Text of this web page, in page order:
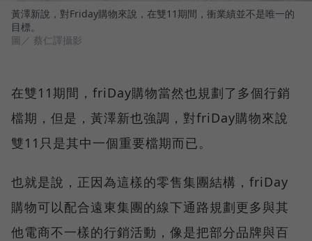
黃澤新說，對Friday購物來說，在雙11期間，衝業績並不是唯一的
目標。
圖／ 蔡仁譯攝影
在雙11期間，friDay購物當然也規劃了多個行銷
檔期，但是，黃澤新也強調，對friDay購物來說
雙11只是其中一個重要檔期而已。
也就是說，正因為這樣的零售集團結構，friDay
購物可以配合遠東集團的線下通路規劃更多與其
他電商不一樣的行銷活動，像是把部分品牌與百